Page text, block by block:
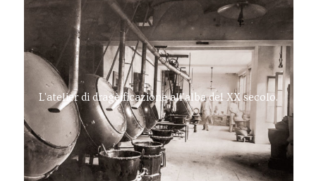
L'atelier di dragèificazione all'alba del XX secolo.